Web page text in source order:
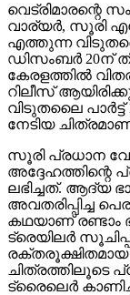
വെട്രിമാരന്റെ
വാര്യർ, സൂരി
എത്തുന്ന
ഡിസംബർ 20ന്
കേരളത്തിൽ
റിലീസ്
വിടുതലൈ
നേടിയ
സൂരി പ്രധാന
അദ്ദേഹത്തിന്റെ
ലഭിച്ചത്. ആദ്യ
അവതരിപ്പിച്ച
കഥയാണ് രണ്ടാം
ട്രെയിലർ
ചിത്രത്തിലൂടെ
ട്രൈലെർ